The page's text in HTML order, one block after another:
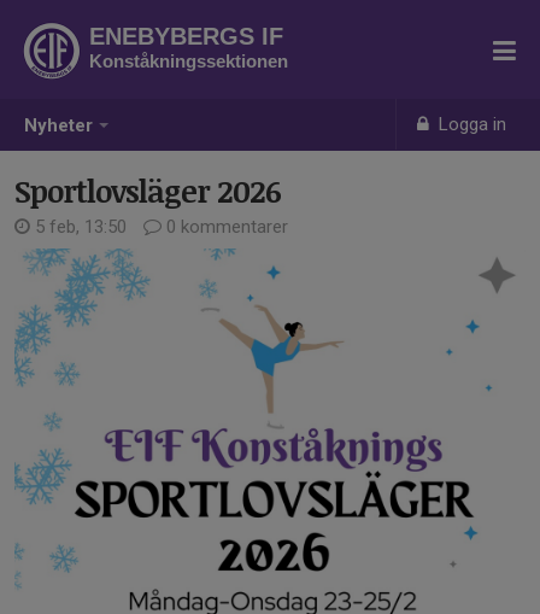
Nyheter Logga in
ENEBYBERGS IF
Konståkningssektionen
Sportlovsläger 2026
5 feb, 13:50 0 kommentarer